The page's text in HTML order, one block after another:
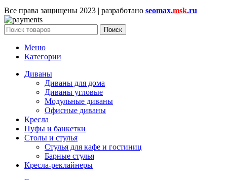
Все права защищены 2023 | разработано seomax.msk.ru
Поиск
Меню
Категории
Диваны
Диваны для дома
Диваны угловые
Модульные диваны
Офисные диваны
Кресла
Пуфы и банкетки
Столы и стулья
Стулья для кафе и гостиниц
Барные стулья
Кресла-реклайнеры